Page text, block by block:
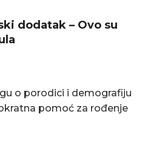
dodatak – Ovo su
o porodici i demografiju
pomoć za rođenje